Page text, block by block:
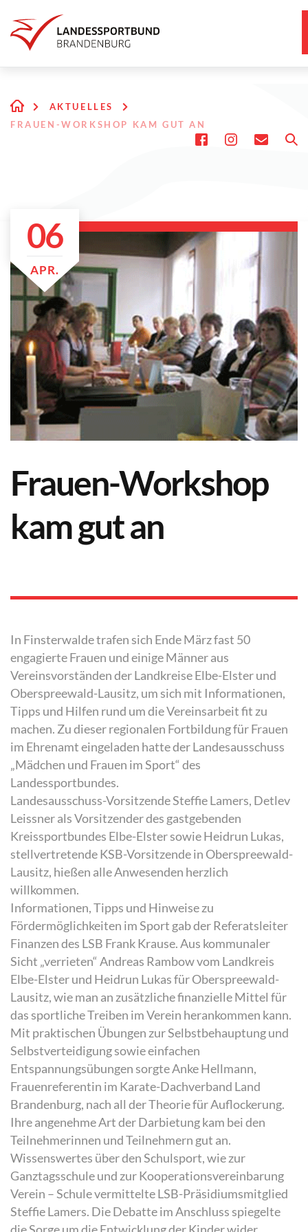
AKTUELLES
FRAUEN-WORKSHOP KAM GUT AN
06
APR.
Frauen-Workshop
kam gut an
In Finsterwalde trafen sich Ende März fast 50
engagierte Frauen und einige Männer aus
Vereinsvorständen der Landkreise Elbe-Elster und
Oberspreewald-Lausitz, um sich mit Informationen,
Tipps und Hilfen rund um die Vereinsarbeit fit zu
machen. Zu dieser regionalen Fortbildung für Frauen
im Ehrenamt eingeladen hatte der Landesausschuss
„Mädchen und Frauen im Sport“ des
Landessportbundes.
Landesausschuss-Vorsitzende Steffie Lamers, Detlev
Leissner als Vorsitzender des gastgebenden
Kreissportbundes Elbe-Elster sowie Heidrun Lukas,
stellvertretende KSB-Vorsitzende in Oberspreewald-
Lausitz, hießen alle Anwesenden herzlich
willkommen.
Informationen, Tipps und Hinweise zu
Fördermöglichkeiten im Sport gab der Referatsleiter
Finanzen des LSB Frank Krause. Aus kommunaler
Sicht „verrieten“ Andreas Rambow vom Landkreis
Elbe-Elster und Heidrun Lukas für Oberspreewald-
Lausitz, wie man an zusätzliche finanzielle Mittel für
das sportliche Treiben im Verein herankommen kann.
Mit praktischen Übungen zur Selbstbehauptung und
Selbstverteidigung sowie einfachen
Entspannungsübungen sorgte Anke Hellmann,
Frauenreferentin im Karate-Dachverband Land
Brandenburg, nach all der Theorie für Auflockerung.
Ihre angenehme Art der Darbietung kam bei den
Teilnehmerinnen und Teilnehmern gut an.
Wissenswertes über den Schulsport, wie zur
Ganztagsschule und zur Kooperationsvereinbarung
Verein – Schule vermittelte LSB-Präsidiumsmitglied
Steffie Lamers. Die Debatte im Anschluss spiegelte